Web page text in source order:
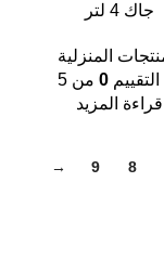
جاك 4 لتر
المنزلية
0 من 5
قراءة المزيد
8
9
→